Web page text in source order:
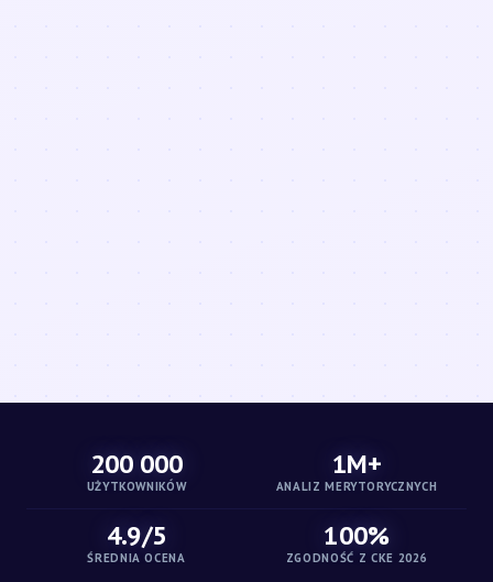
200 000
UŻYTKOWNIKÓW
1M+
ANALIZ MERYTORYCZNYCH
4.9/5
ŚREDNIA OCENA
100%
ZGODNOŚĆ Z CKE 2026